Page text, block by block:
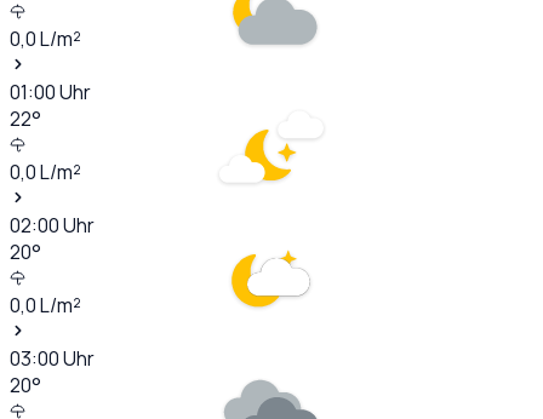
0,0L/m²
01:00Uhr
22°
0,0L/m²
02:00Uhr
20°
0,0L/m²
03:00Uhr
20°